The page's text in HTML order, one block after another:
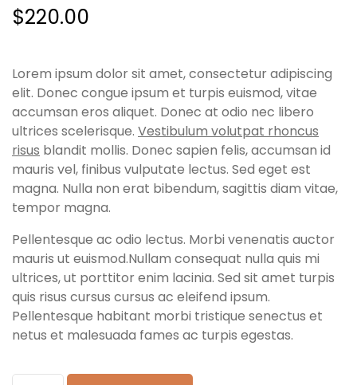
$220.00
Lorem ipsum dolor sit amet, consectetur adipiscing
elit. Donec congue ipsum et turpis euismod, vitae
accumsan eros aliquet. Donec at odio nec libero
ultrices scelerisque. Vestibulum volutpat rhoncus
risus blandit mollis. Donec sapien felis, accumsan id
mauris vel, finibus vulputate lectus. Sed eget est
magna. Nulla non erat bibendum, sagittis diam vitae,
tempor magna.
Pellentesque ac odio lectus. Morbi venenatis auctor
mauris ut euismod.Nullam consequat nulla quis mi
ultrices, ut porttitor enim lacinia. Sed sit amet turpis
quis risus cursus cursus ac eleifend ipsum.
Pellentesque habitant morbi tristique senectus et
netus et malesuada fames ac turpis egestas.